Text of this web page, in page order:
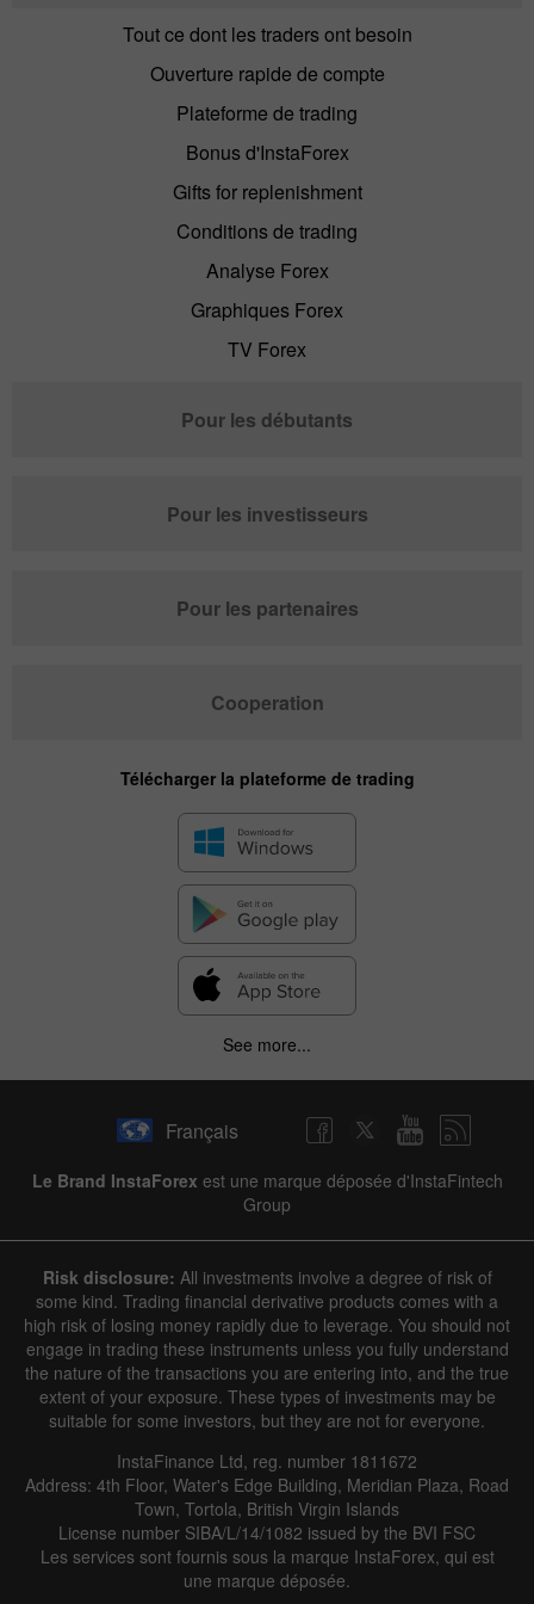
Tout ce dont les traders ont besoin
Ouverture rapide de compte
Plateforme de trading
Bonus d'InstaForex
Gifts for replenishment
Conditions de trading
Analyse Forex
Graphiques Forex
TV Forex
Pour les débutants
Pour les investisseurs
Pour les partenaires
Cooperation
Télécharger la plateforme de trading
See more...
Français
Le Brand InstaForex est une marque déposée d'InstaFintech
Group
Risk disclosure: All investments involve a degree of risk of
some kind. Trading financial derivative products comes with a
high risk of losing money rapidly due to leverage. You should not
engage in trading these instruments unless you fully understand
the nature of the transactions you are entering into, and the true
extent of your exposure. These types of investments may be
suitable for some investors, but they are not for everyone.
InstaFinance Ltd, reg. number 1811672
Address: 4th Floor, Water's Edge Building, Meridian Plaza, Road
Town, Tortola, British Virgin Islands
License number SIBA/L/14/1082 issued by the BVI FSC
Les services sont fournis sous la marque InstaForex, qui est
une marque déposée.